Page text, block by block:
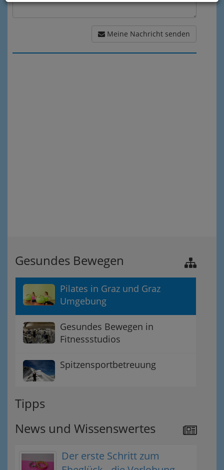
Meine Nachricht senden
Gesundes Bewegen
Pilates in Graz und Graz
Umgebung
Gesundes Bewegen in
Fitnessstudios
Spitzensportbetreuung
Tipps
News und Wissenswertes
Der erste Schritt zum